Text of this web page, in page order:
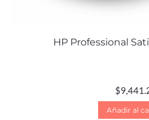
HP Professional
$
Añadir al